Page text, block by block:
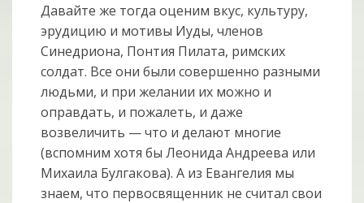
Давайте же тогда оценим вкус, культуру,
эрудицию и мотивы Иуды, членов
Синедриона, Понтия Пилата, римских
солдат. Все они были совершенно разными
людьми, и при желании их можно и
оправдать, и пожалеть, и даже
возвеличить — что и делают многие
(вспомним хотя бы Леонида Андреева или
Михаила Булгакова). А из Евангелия мы
знаем, что первосвященник не считал свои